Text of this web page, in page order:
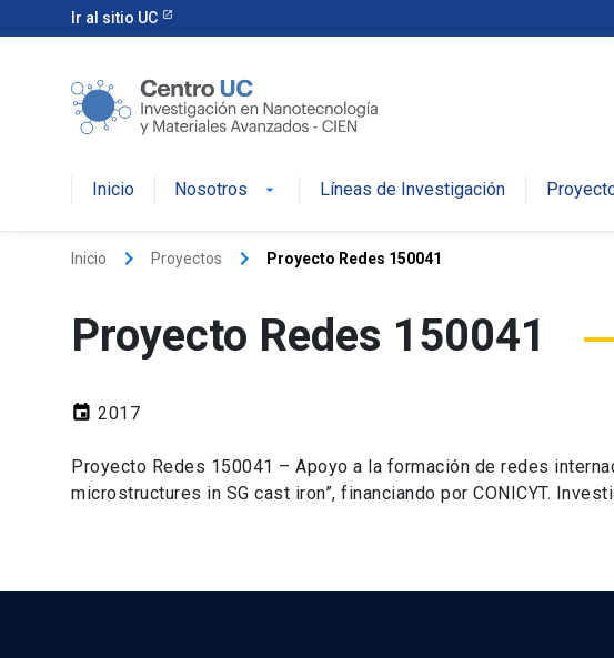
Ir al sitio UC
Inicio Nosotros Líneas de Investigación
Inicio keyboard_arrow_right Proyectos keyboard_arrow_right Proyecto Redes 150041
Proyecto Redes 150041
event 2017
Proyecto Redes 150041 – Apoyo a la formación de redes
microstructures in SG cast iron”, financiando por CONICYT.